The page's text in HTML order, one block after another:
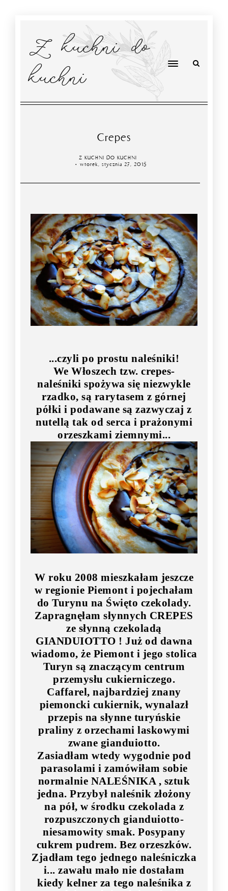
Z kuchni do
kuchni
Crepes
Z KUCHNI DO KUCHNI
wtorek, stycznia 27, 2015
...czyli po prostu naleśniki!
We Włoszech tzw. crepes-
naleśniki spożywa się niezwykle
rzadko, są rarytasem z górnej
półki i podawane są zazwyczaj z
nutellą tak od serca i prażonymi
orzeszkami ziemnymi...
W roku 2008 mieszkałam jeszcze
w regionie Piemont i pojechałam
do Turynu na Święto czekolady.
Zapragnęłam słynnych CREPES
ze słynną czekoladą
GIANDUIOTTO ! Już od dawna
wiadomo, że Piemont i jego stolica
Turyn są znaczącym centrum
przemysłu cukierniczego.
Caffarel, najbardziej znany
piemoncki cukiernik, wynalazł
przepis na słynne turyńskie
praliny z orzechami laskowymi
zwane gianduiotto.
Zasiadłam wtedy wygodnie pod
parasolami i zamówiłam sobie
normalnie NALEŚNIKA , sztuk
jedna. Przybył naleśnik złożony
na pół, w środku czekolada z
rozpuszczonych gianduiotto-
niesamowity smak. Posypany
cukrem pudrem. Bez orzeszków.
Zjadłam tego jednego naleśniczka
i... zawału mało nie dostałam
kiedy kelner za tego naleśnika z